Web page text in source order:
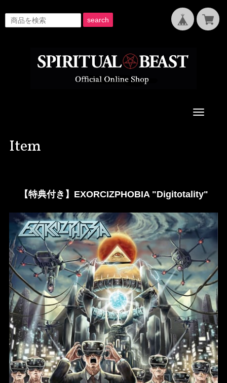
search
Toggle
Item
【特典付き】EXORCIZPHOBIA "Digitotality"